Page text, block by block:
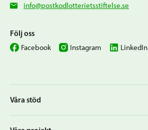
Våra stöd
info@postkodlotterietsstiftelse.se
Följ oss
Facebook Instagram LinkedIn